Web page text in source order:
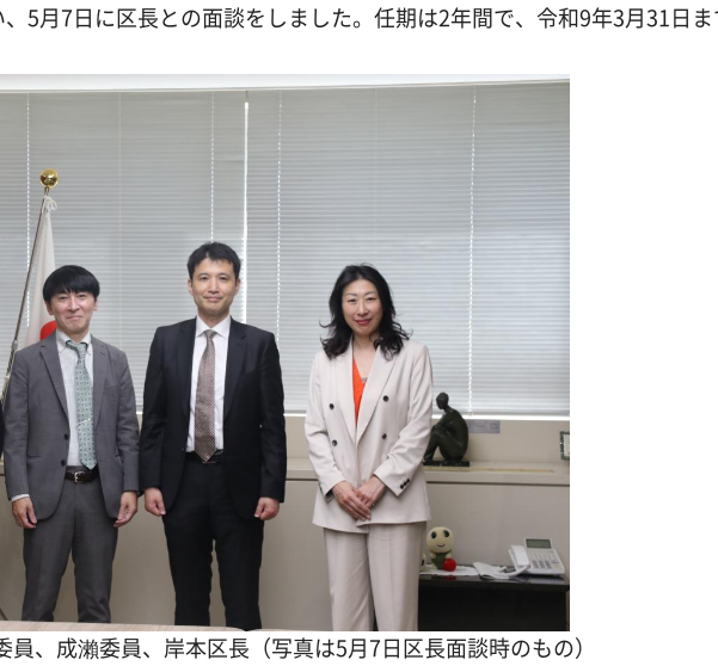
5月7日に区長との面談をしました。任期は2年間で、令和9年3月31日ま
、成瀨委員、岸本区長（写真は5月7日区長面談時のもの）